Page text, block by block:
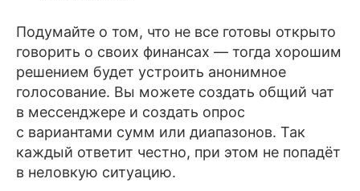
Подумайте о том, что не все готовы открыто
говорить о своих финансах — тогда хорошим
решением будет устроить анонимное
голосование. Вы можете создать общий чат
в мессенджере и создать опрос
с вариантами сумм или диапазонов. Так
каждый ответит честно, при этом не попадёт
в неловкую ситуацию.